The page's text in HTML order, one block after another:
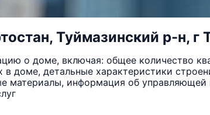
Туймазинский р-н, г
о доме, включая: общее количество
доме, детальные характеристики
материалы, информация об управляющей